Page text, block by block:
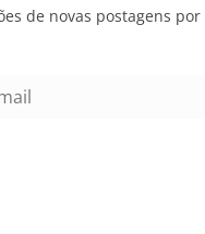
de novas postagens por